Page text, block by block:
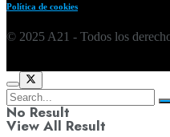
Política de cookies
© 2025 A21 - Todos los
No Result
View All Result